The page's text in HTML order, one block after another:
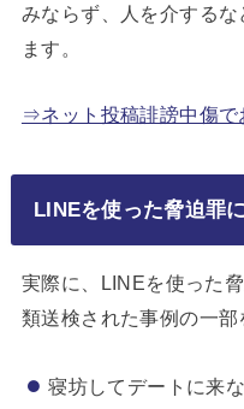
みならず、人を介する
ます。
⇒ネット投稿誹謗中傷で
LINEを使った脅迫罪
実際に、LINEを使った
類送検された事例の一部
寝坊してデートに来